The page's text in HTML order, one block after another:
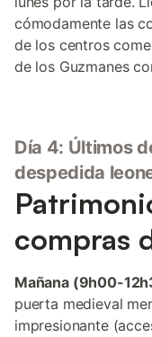
cómodamente las
de los centros
de los Guzmanes
Día 4: Últimos
despedida
compras
Mañana (9h00-
puerta medieval
impresionante